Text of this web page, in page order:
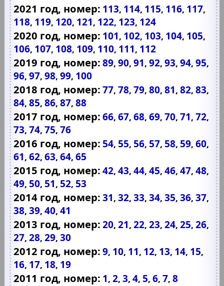
2021 год, номер: 113, 114, 115, 116, 117,
118, 119, 120, 121, 122, 123, 124
2020 год, номер: 101, 102, 103, 104, 105,
106, 107, 108, 109, 110, 111, 112
2019 год, номер: 89,90,91,92,93,94,95,
96,97,98,99, 100
2018 год, номер: 77,78,79,80,81,82,83,
84,85,86,87,88
2017 год, номер: 66,67,68,69,70,71,72,
73,74,75,76
2016 год, номер: 54, 55, 56, 57, 58, 59,60,
61,62,63,64,65
2015 год, номер: 42,43,44,45,46,47,48,
49, 50, 51, 52, 53
2014 год, номер: 31,32,33,34,35,36,37,
38,39,40,41
2013 год, номер: 20,21,22,23,24,25,26,
27,28,29,30
2012 год, номер: 9, 10, 11, 12, 13, 14, 15,
16, 17, 18, 19
2011 год, номер: 1,2,3,4, 5,6,7,8